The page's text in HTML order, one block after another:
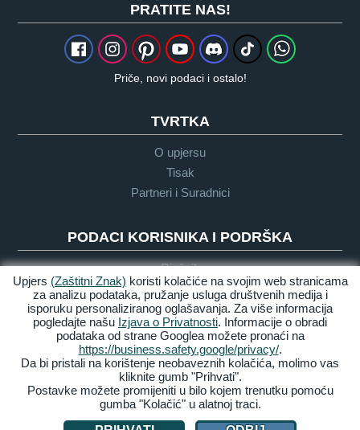
PRATITE NAS!
Priče, novi podaci i ostalo!
TVRTKA
O upjersu
Tisak
Partneri i Suradnici
PODACI KORISNIKA I PODRŠKA
Rječnik
Upute o Igri
Podrška
Zasluge &
obavijesti
Pravila
privatnosti
Uvijeti &
Odredbe
Dostupnost
Upravljaj Kolačićima
Upjers (Zaštitni Znak) koristi kolačiće na svojim web stranicama
za analizu podataka, pružanje usluga društvenih medija i
isporuku personaliziranog oglašavanja. Za više informacija
pogledajte našu Izjava o Privatnosti. Informacije o obradi
podataka od strane Googlea možete pronaći na
https://business.safety.google/privacy/.
Da bi pristali na korištenje neobaveznih kolačića, molimo vas
kliknite gumb "Prihvati".
Postavke možete promijeniti u bilo kojem trenutku pomoću
gumba "Kolačić" u alatnoj traci.